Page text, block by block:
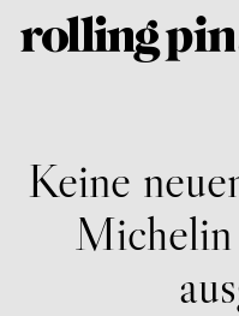
Keine
Michelin